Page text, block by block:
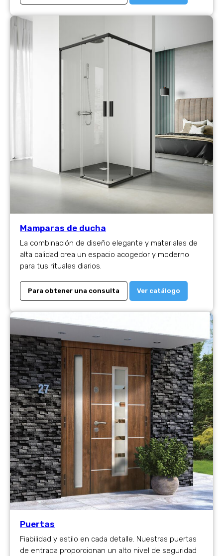
Mamparas de ducha
La combinación de diseño elegante y materiales de
alta calidad crea un espacio acogedor y moderno
para tus rituales diarios.
Para obtener una consulta Ver catálogo
Puertas
Fiabilidad y estilo en cada detalle. Nuestras puertas
de entrada proporcionan un alto nivel de seguridad